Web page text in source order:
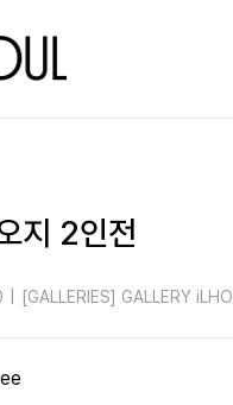
지 2인전
[GALLERIES] GALLERY iLHO